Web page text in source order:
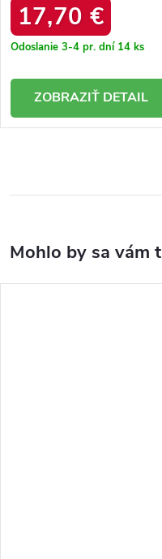
17,70 €
Odoslanie 3-4 pr. dní 14 ks
DETAIL